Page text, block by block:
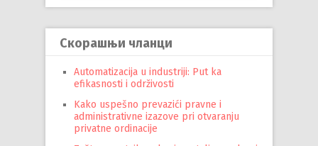
Скорашњи чланци
Automatizacija u industriji: Put ka
efikasnosti i održivosti
Kako uspešno prevazići pravne i
administrativne izazove pri otvaranju
privatne ordinacije